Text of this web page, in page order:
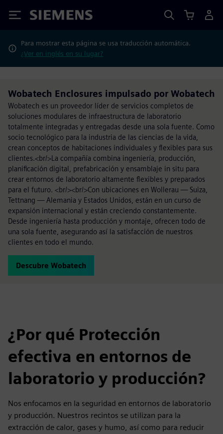
Siemens
Para mostrar esta página se usa traducción automática.
¿Ver en inglés en su lugar?
Wobatech Enclosures impulsado por Wobatech
Wobatech es un proveedor líder de servicios completos de
soluciones modulares de infraestructura de laboratorio
totalmente integradas y entregadas desde una sola fuente. Como
socio tecnológico para la industria de las ciencias de la vida,
crean conceptos de habitaciones individuales y flexibles para sus
clientes.<br/>La compañía combina ingeniería, producción,
planificación digital, prefabricación y ensamblaje in situ para
crear entornos de laboratorio altamente flexibles y preparados
para el futuro. <br/><br/>Con ubicaciones en Wollerau — Suiza,
Tettnang — Alemania y Estados Unidos, están en un curso de
expansión internacional y están creciendo constantemente.
Desde ingeniería hasta producción y montaje, ofrecen todo de
una sola fuente, asegurando así la satisfacción de nuestros
clientes en todo el mundo.
Descubre Wobatech
¿Por qué Protección
efectiva en entornos de
laboratorio y producción?
Nos enfocamos en la seguridad en entornos de laboratorio
y producción. Nuestros recintos se utilizan para la
extracción de calor, gases y humo, así como para reducir